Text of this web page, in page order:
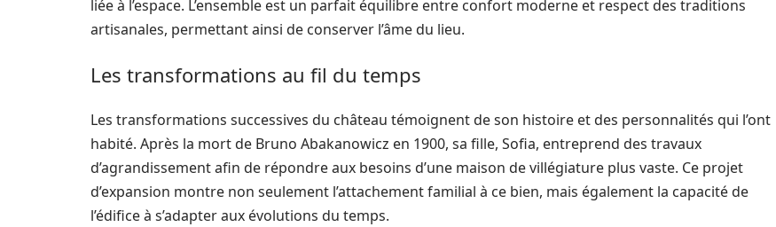
liée à l’espace. L’ensemble est un parfait équilibre entre confort moderne et respect des traditions
artisanales, permettant ainsi de conserver l’âme du lieu.
Les transformations au fil du temps
Les transformations successives du château témoignent de son histoire et des personnalités qui l’ont
habité. Après la mort de Bruno Abakanowicz en 1900, sa fille, Sofia, entreprend des travaux
d’agrandissement afin de répondre aux besoins d’une maison de villégiature plus vaste. Ce projet
d’expansion montre non seulement l’attachement familial à ce bien, mais également la capacité de
l’édifice à s’adapter aux évolutions du temps.